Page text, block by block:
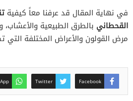
في نهاية المقال قد عرفنا معاً كيفية
القحطاني بالطرق الطبيعية
مرض القولون والأعراض المختلفة
Facebook
Twitter